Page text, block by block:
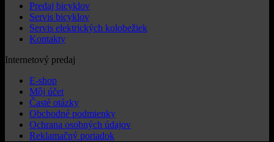
Predaj bicyklov
Servis bicyklov
Servis elektrických kolobežiek
Kontakty
Internetový predaj
E-shop
Môj účet
Časté otázky
Obchodné podmienky
Ochrana osobných údajov
Reklamačný poriadok